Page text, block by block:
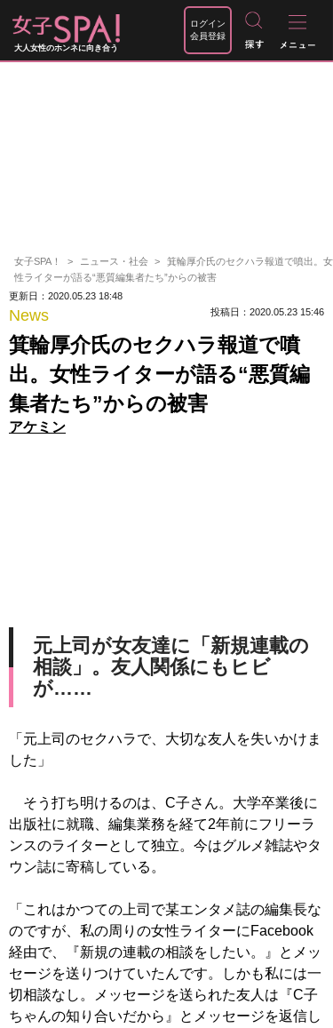
大人女性のホンネに向き合う
ログイン
会員登録
女子SPA！ ニュース・社会
箕輪厚介氏のセクハラ報道で噴出。女
性ライターが語る“悪質編集者たち”からの被害
更新日：2020.05.23 18:48
News 投稿日：2020.05.23 15:46
箕輪厚介氏のセクハラ報道で噴
出。女性ライターが語る“悪質編
集者たち”からの被害
アケミン
元上司が女友達に「新規連載の
相談」。友人関係にもヒビ
が……
「元上司のセクハラで、大切な友人を失いかけま
した」
そう打ち明けるのは、C子さん。大学卒業後に
出版社に就職、編集業務を経て2年前にフリーラ
ンスのライターとして独立。今はグルメ雑誌やタ
ウン誌に寄稿している。
「これはかつての上司で某エンタメ誌の編集長な
のですが、私の周りの女性ライターにFacebook
経由で、『新規の連載の相談をしたい。』とメッ
セージを送りつけていたんです。しかも私には一
切相談なし。メッセージを送られた友人は『C子
ちゃんの知り合いだから』とメッセージを返信し